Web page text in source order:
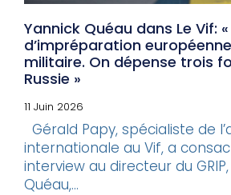
Yannick Quéau dans Le Vif: «
d’impréparation
militaire. On dépense trois
Russie »
11 Juin 2026
internationale au Vif, a
interview au directeur du
Quéau,...